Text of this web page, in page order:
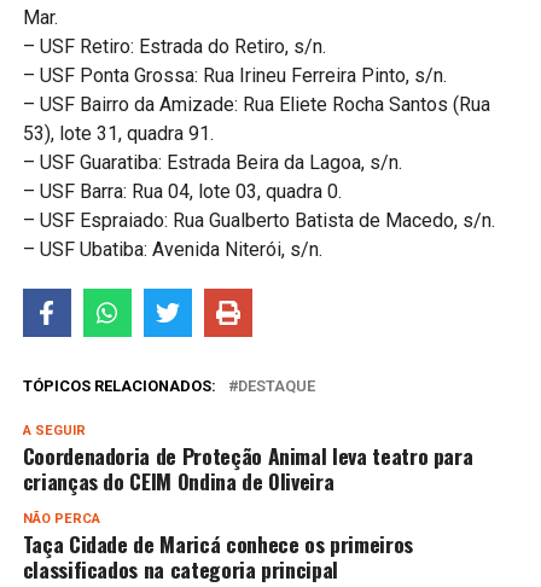
Mar.
– USF Retiro: Estrada do Retiro, s/n.
– USF Ponta Grossa: Rua Irineu Ferreira Pinto, s/n.
– USF Bairro da Amizade: Rua Eliete Rocha Santos (Rua
53), lote 31, quadra 91.
– USF Guaratiba: Estrada Beira da Lagoa, s/n.
– USF Barra: Rua 04, lote 03, quadra 0.
– USF Espraiado: Rua Gualberto Batista de Macedo, s/n.
– USF Ubatiba: Avenida Niterói, s/n.
TÓPICOS RELACIONADOS: DESTAQUE
A SEGUIR
Coordenadoria de Proteção Animal leva teatro para
crianças do CEIM Ondina de Oliveira
NÃO PERCA
Taça Cidade de Maricá conhece os primeiros
classificados na categoria principal